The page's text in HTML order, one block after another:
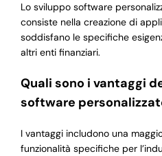
Lo sviluppo software
consiste nella creazione di
soddisfano le specifiche
altri enti finanziari.
Quali sono i vantaggi
software
I vantaggi includono una
funzionalità specifiche per